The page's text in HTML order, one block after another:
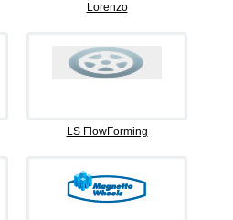
Lorenzo
LS FlowForming